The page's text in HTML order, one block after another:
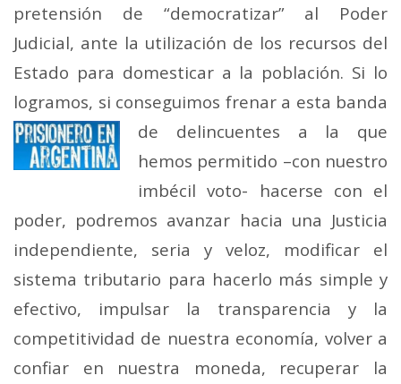
pretensión de “democratizar” al Poder
Judicial, ante la utilización de los recursos del
Estado para domesticar a la población. Si lo
logramos, si conseguimos frenar a esta banda
de delincuentes a la que
hemos permitido –con nuestro
imbécil voto- hacerse con el
poder, podremos avanzar hacia una Justicia
independiente, seria y veloz, modificar el
sistema tributario para hacerlo más simple y
efectivo, impulsar la transparencia y la
competitividad de nuestra economía, volver a
confiar en nuestra moneda, recuperar la